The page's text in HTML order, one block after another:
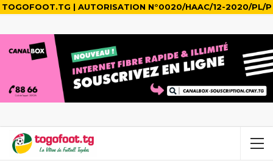
TOGOFOOT.TG | AUTORISATION N°0020/HAAC/12-2020/PL/P